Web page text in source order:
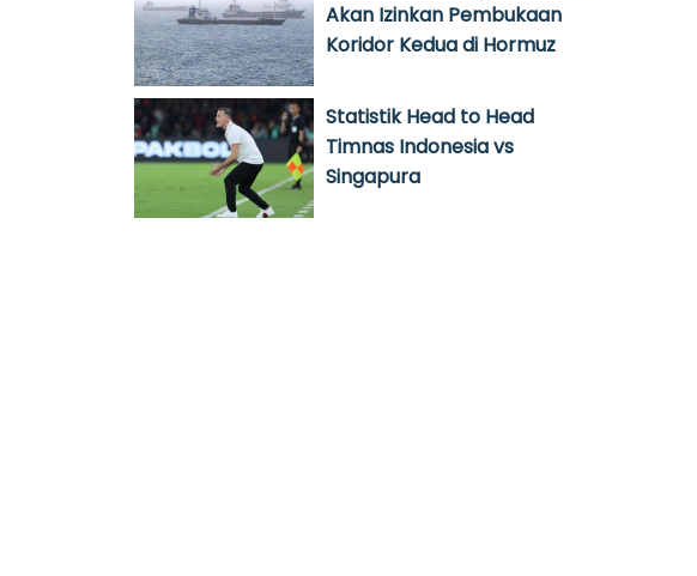
Akan Izinkan Pembukaan
Koridor Kedua di Hormuz
Statistik Head to Head
Timnas Indonesia vs
Singapura